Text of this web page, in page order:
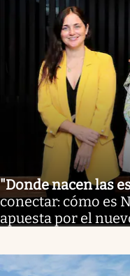
"Donde nacen las
conectar: cómo es
apuesta por el